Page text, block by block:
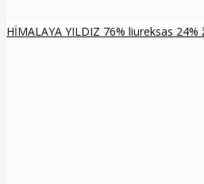
HİMALAYA YILDIZ 76% liureksas